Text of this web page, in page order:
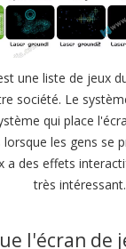
une liste de jeux
société. Le
qui place
les gens se
a des effets
très intéressant.
l'écran de